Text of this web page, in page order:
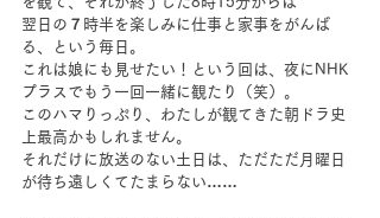
翌日の７時半を楽しみに仕事と家事をがんば
る、という毎日。
これは娘にも見せたい！という回は、夜にNHK
プラスでもう一回一緒に観たり（笑）。
このハマりっぷり、わたしが観てきた朝ドラ史
上最高かもしれません。
それだけに放送のない土日は、ただただ月曜日
が待ち遠しくてたまらない……